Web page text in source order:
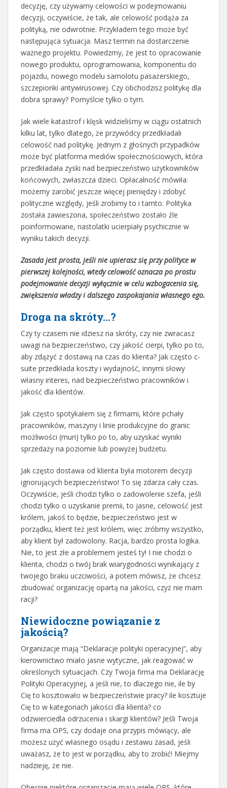
decyzję, czy używamy celowości w podejmowaniu
decyzji, oczywiście, że tak, ale celowość podąża za
polityką, nie odwrotnie. Przykładem tego może być
następująca sytuacja. Masz termin na dostarczenie
ważnego projektu. Powiedzmy, że jest to opracowanie
nowego produktu, oprogramowania, komponentu do
pojazdu, nowego modelu samolotu pasażerskiego,
szczepionki antywirusowej. Czy obchodzisz politykę dla
dobra sprawy? Pomyślcie tylko o tym.
Jak wiele katastrof i klęsk widzieliśmy w ciągu ostatnich
kilku lat, tylko dlatego, że przywódcy przedkładali
celowość nad politykę. Jednym z głośnych przypadków
może być platforma mediów społecznościowych, która
przedkładała zyski nad bezpieczeństwo użytkowników
końcowych, zwłaszcza dzieci. Opłacalność mówiła:
możemy zarobić jeszcze więcej pieniędzy i zdobyć
polityczne względy, jeśli zrobimy to i tamto. Polityka
została zawieszona, społeczeństwo zostało źle
poinformowane, nastolatki ucierpiały psychicznie w
wyniku takich decyzji.
Zasada jest prosta, jeśli nie upierasz się przy polityce w
pierwszej kolejności, wtedy celowość oznacza po prostu
podejmowanie decyzji wyłącznie w celu wzbogacenia się,
zwiększenia władzy i dalszego zaspokajania własnego ego.
Droga na skróty…?
Czy ty czasem nie idziesz na skróty, czy nie zwracasz
uwagi na bezpieczeństwo, czy jakość cierpi, tylko po to,
aby zdążyć z dostawą na czas do klienta? Jak często c-
suite przedkłada koszty i wydajność, innymi słowy
własny interes, nad bezpieczeństwo pracowników i
jakość dla klientów.
Jak często spotykałem się z firmami, które pchały
pracowników, maszyny i linie produkcyjne do granic
możliwości (muri) tylko po to, aby uzyskać wyniki
sprzedaży na poziomie lub powyżej budżetu.
Jak często dostawa od klienta była motorem decyzji
ignorujących bezpieczeństwo! To się zdarza cały czas.
Oczywiście, jeśli chodzi tylko o zadowolenie szefa, jeśli
chodzi tylko o uzyskanie premii, to jasne, celowość jest
królem, jakoś to będzie, bezpieczeństwo jest w
porządku, klient też jest królem, więc zróbmy wszystko,
aby klient był zadowolony. Racja, bardzo prosta logika.
Nie, to jest złe a problemem jesteś ty! I nie chodzi o
klienta, chodzi o twój brak wiarygodności wynikający z
twojego braku uczciwości, a potem mówisz, że chcesz
zbudować organizację opartą na jakości, czyż nie mam
racji?
Niewidoczne powiązanie z
jakością?
Organizacje mają “Deklaracje polityki operacyjnej”, aby
kierownictwo miało jasne wytyczne, jak reagować w
określonych sytuacjach. Czy Twoja firma ma Deklarację
Polityki Operacyjnej, a jeśli nie, to dlaczego nie, ile by
Cię to kosztowało w bezpieczeństwie pracy? ile kosztuje
Cię to w kategoriach jakości dla klienta? co
odzwierciedla odrzucenia i skargi klientów? Jeśli Twoja
firma ma OPS, czy dodaje ona przypis mówiący, ale
możesz użyć własnego osądu i zestawu zasad, jeśli
uważasz, że to jest w porządku, aby to zrobić! Miejmy
nadzieję, że nie.